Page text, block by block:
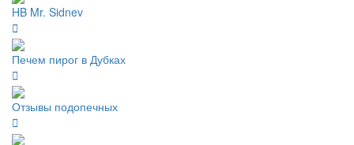
HB Mr. Sidnev
Печем пирог в Дубках
Отзывы подопечных